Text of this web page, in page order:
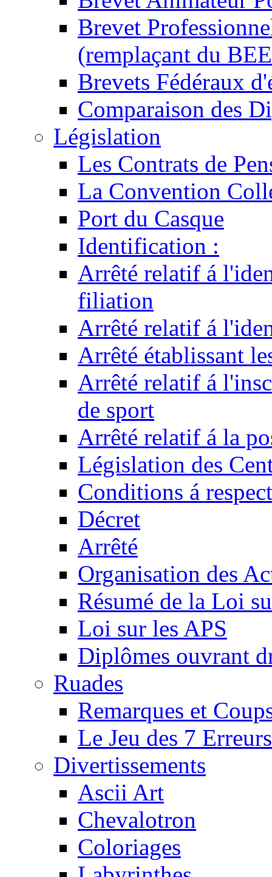
Brevet
(remplaçant du
Brevets Fédéraux
Comparaison des
Législation
Les Contrats de
La Convention
Port du Casque
Identification :
Arrêté relatif á
filiation
Arrêté relatif á
Arrêté établissant
Arrêté relatif á
de sport
Arrêté relatif á la
Législation des
Conditions á
Décret
Arrêté
Organisation des
Résumé de la Loi
Loi sur les APS
Diplômes ouvrant
Ruades
Remarques et
Le Jeu des 7 Erreurs
Divertissements
Ascii Art
Chevalotron
Coloriages